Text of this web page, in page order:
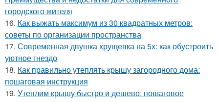
городского жителя
16. Как выжать максимум из 30 квадратных метров:
советы по организации пространства
17. Современная двушка хрущевка на 5х: как обустроить
уютное гнездо
18. Как правильно утеплять крышу загородного дома:
пошаговая инструкция
19. Утеплим крышу быстро и дешево: пошаговое